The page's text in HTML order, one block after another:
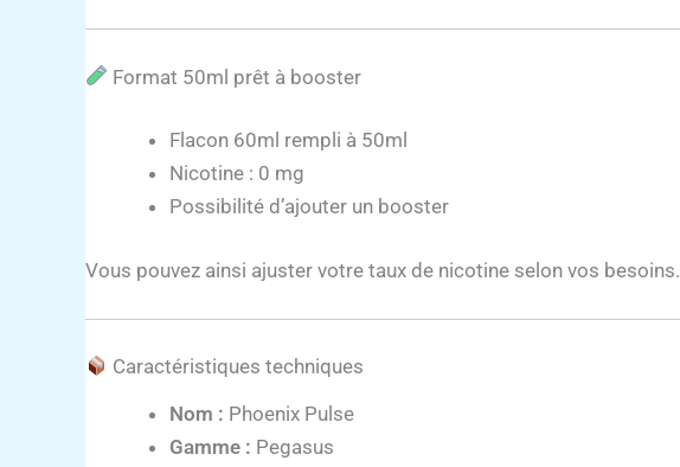
Format 50ml prêt à booster
Flacon 60ml rempli à 50ml
Nicotine : 0 mg
Possibilité d’ajouter un booster
Vous pouvez ainsi ajuster votre taux de nicotine selon vos besoins.
Caractéristiques techniques
Nom : Phoenix Pulse
Gamme : Pegasus